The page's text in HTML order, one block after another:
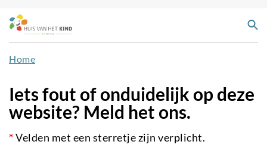
Overslaan
en
naar
de
gaan
Home
Iets fout of onduidelijk op deze
website? Meld het ons.
*Velden met een sterretje zijn verplicht.